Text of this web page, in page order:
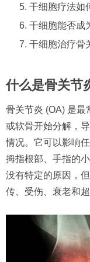
干细胞疗法如
干细胞能否成
干细胞治疗骨
什么是骨关节
骨关节炎 (OA) 是最
或软骨开始分解，
情况。它可以影响
拇指根部、手指的
没有特定的原因，
传、受伤、衰老和